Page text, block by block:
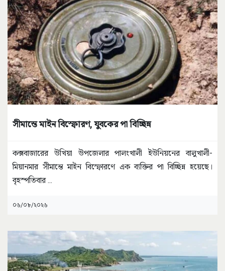
সীমান্তে মাইন বিস্ফোরণ, যুবকের পা বিচ্ছিন্ন
কক্সবাজারের উখিয়া উপজেলার পালংখালী ইউনিয়নের বালুখালী-
মিয়ানমার সীমান্তে মাইন বিস্ফোরণে এক ব্যক্তির পা বিচ্ছিন্ন হয়েছে।
বৃহস্পতিবার...
০৬/০৮/২০২৬